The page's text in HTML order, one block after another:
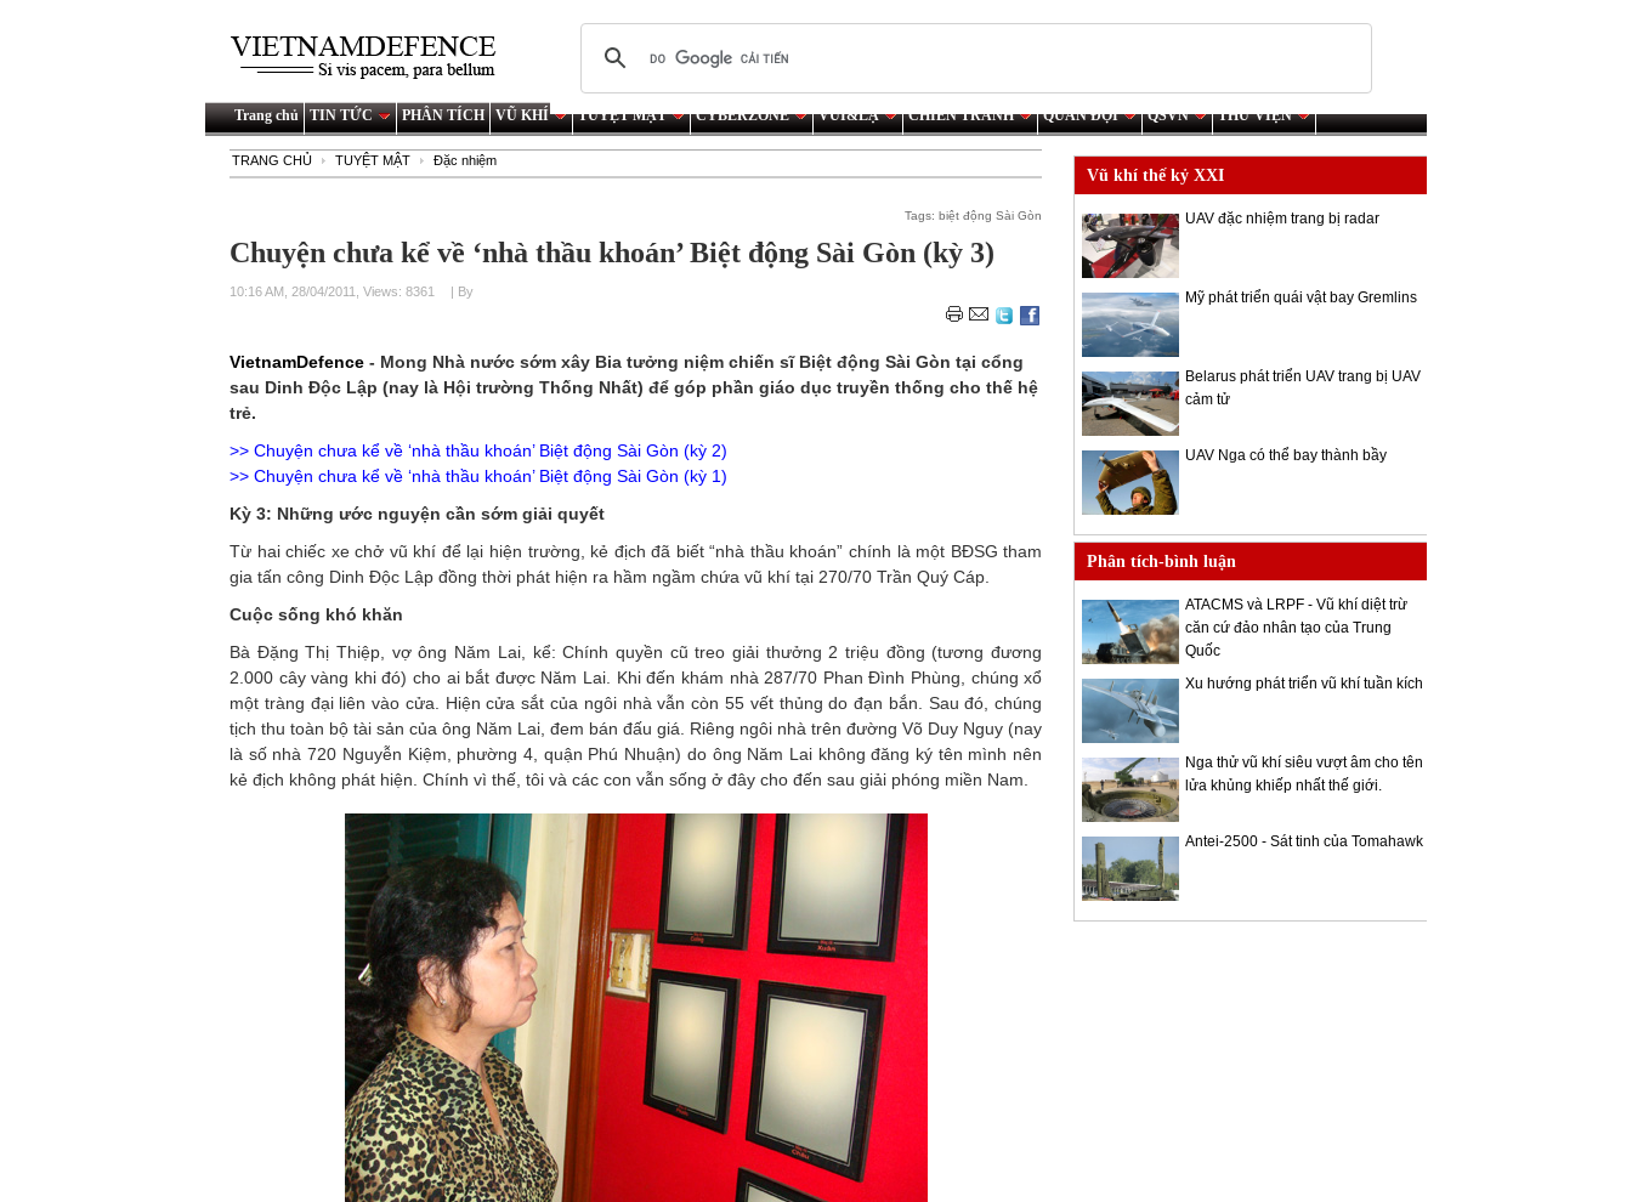
Trang chủ TIN TỨC PHÂN TÍCH VŨ KHÍ TUYỆT MẬT CYBERZONE VUI&LẠ CHIẾN TRANH QUÂN ĐỘI QSVN THƯ VIỆN
TRANG CHỦ TUYỆT MẬT Đặc nhiệm
Tags:biệt động Sài Gòn
Chuyện chưa kể về ‘nhà thầu khoán’ Biệt động Sài Gòn (kỳ 3)
10:16 AM, 28/04/2011, Views: 8361 | By
VietnamDefence - Mong Nhà nước sớm xây Bia tưởng niệm chiến sĩ Biệt động Sài Gòn tại cổng
sau Dinh Độc Lập (nay là Hội trường Thống Nhất) để góp phần giáo dục truyền thống cho thế hệ
trẻ.
>> Chuyện chưa kể về ‘nhà thầu khoán’ Biệt động Sài Gòn (kỳ 2)
>> Chuyện chưa kể về ‘nhà thầu khoán’ Biệt động Sài Gòn (kỳ 1)
Kỳ 3: Những ước nguyện cần sớm giải quyết
Từ hai chiếc xe chở vũ khí để lại hiện trường, kẻ địch đã biết “nhà thầu khoán” chính là một BĐSG tham
gia tấn công Dinh Độc Lập đồng thời phát hiện ra hầm ngầm chứa vũ khí tại 270/70 Trần Quý Cáp.
Cuộc sống khó khăn
Bà Đặng Thị Thiệp, vợ ông Năm Lai, kể: Chính quyền cũ treo giải thưởng 2 triệu đồng (tương đương
2.000 cây vàng khi đó) cho ai bắt được Năm Lai. Khi đến khám nhà 287/70 Phan Đình Phùng, chúng xổ
một tràng đại liên vào cửa. Hiện cửa sắt của ngôi nhà vẫn còn 55 vết thủng do đạn bắn. Sau đó, chúng
tịch thu toàn bộ tài sản của ông Năm Lai, đem bán đấu giá. Riêng ngôi nhà trên đường Võ Duy Nguy (nay
là số nhà 720 Nguyễn Kiệm, phường 4, quận Phú Nhuận) do ông Năm Lai không đăng ký tên mình nên
kẻ địch không phát hiện. Chính vì thế, tôi và các con vẫn sống ở đây cho đến sau giải phóng miền Nam.
Vũ khí thế kỷ XXI
UAV đặc nhiệm trang bị radar
Mỹ phát triển quái vật bay Gremlins
Belarus phát triển UAV trang bị UAV
cảm tử
UAV Nga có thể bay thành bầy
Phân tích-bình luận
ATACMS và LRPF - Vũ khí diệt trừ
căn cứ đảo nhân tạo của Trung
Quốc
Xu hướng phát triển vũ khí tuần kích
Nga thử vũ khí siêu vượt âm cho tên
lửa khủng khiếp nhất thế giới.
Antei-2500 - Sát tinh của Tomahawk